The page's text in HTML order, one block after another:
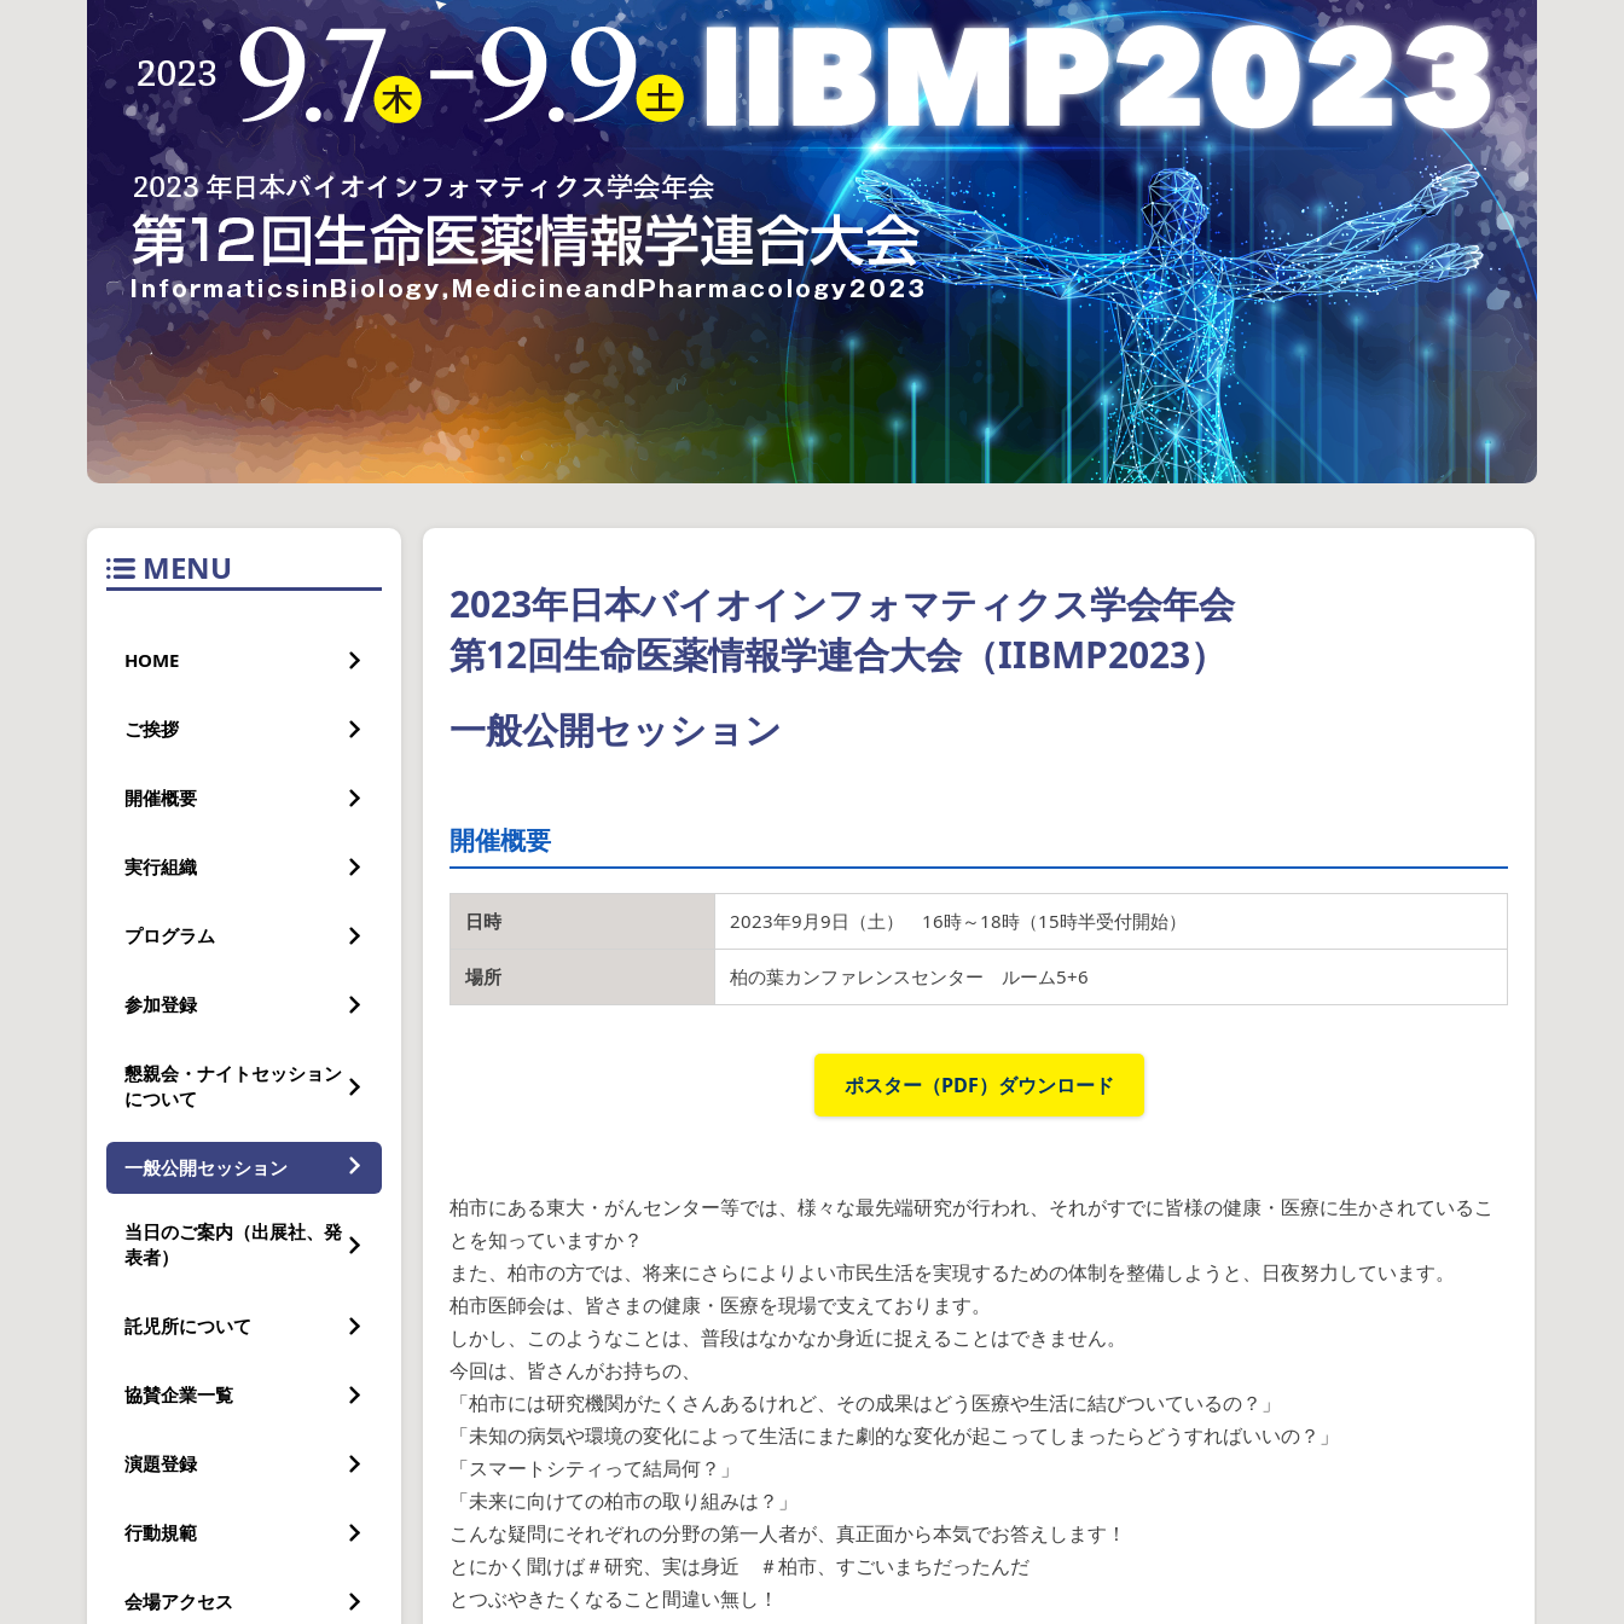
MENU
HOME
ご挨拶
開催概要
実行組織
プログラム
参加登録
懇親会・ナイトセッション
について
一般公開セッション
当日のご案内（出展社、発
表者）
託児所について
協賛企業一覧
演題登録
行動規範
会場アクセス
2023年日本バイオインフォマティクス学会年会
第12回生命医薬情報学連合大会（IIBMP2023）
一般公開セッション
開催概要
日時 2023年9月9日（土） 16時～18時（15時半受付開始）
場所 柏の葉カンファレンスセンター ルーム5+6
ポスター（PDF）ダウンロード
柏市にある東大・がんセンター等では、様々な最先端研究が行われ、それがすでに皆様の健康・医療に生かされているこ
とを知っていますか？
また、柏市の方では、将来にさらによりよい市民生活を実現するための体制を整備しようと、日夜努力しています。
柏市医師会は、皆さまの健康・医療を現場で支えております。
しかし、このようなことは、普段はなかなか身近に捉えることはできません。
今回は、皆さんがお持ちの、
「柏市には研究機関がたくさんあるけれど、その成果はどう医療や生活に結びついているの？」
「未知の病気や環境の変化によって生活にまた劇的な変化が起こってしまったらどうすればいいの？」
「スマートシティって結局何？」
「未来に向けての柏市の取り組みは？」
こんな疑問にそれぞれの分野の第一人者が、真正面から本気でお答えします！
とにかく聞けば＃研究、実は身近 ＃柏市、すごいまちだったんだ
とつぶやきたくなること間違い無し！